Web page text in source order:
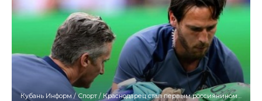
Кубань Информ /Спорт / Краснодарец стал первым россиянином, дважды выигравшим Лигу чемпионов